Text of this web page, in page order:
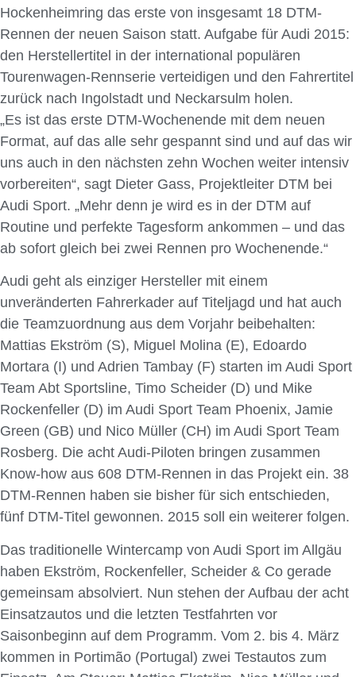
Hockenheimring das erste von insgesamt 18 DTM-
Rennen der neuen Saison statt. Aufgabe für Audi 2015:
den Herstellertitel in der international populären
Tourenwagen-Rennserie verteidigen und den Fahrertitel
zurück nach Ingolstadt und Neckarsulm holen.
„Es ist das erste DTM-Wochenende mit dem neuen
Format, auf das alle sehr gespannt sind und auf das wir
uns auch in den nächsten zehn Wochen weiter intensiv
vorbereiten“, sagt Dieter Gass, Projektleiter DTM bei
Audi Sport. „Mehr denn je wird es in der DTM auf
Routine und perfekte Tagesform ankommen – und das
ab sofort gleich bei zwei Rennen pro Wochenende.“
Audi geht als einziger Hersteller mit einem
unveränderten Fahrerkader auf Titeljagd und hat auch
die Teamzuordnung aus dem Vorjahr beibehalten:
Mattias Ekström (S), Miguel Molina (E), Edoardo
Mortara (I) und Adrien Tambay (F) starten im Audi Sport
Team Abt Sportsline, Timo Scheider (D) und Mike
Rockenfeller (D) im Audi Sport Team Phoenix, Jamie
Green (GB) und Nico Müller (CH) im Audi Sport Team
Rosberg. Die acht Audi-Piloten bringen zusammen
Know-how aus 608 DTM-Rennen in das Projekt ein. 38
DTM-Rennen haben sie bisher für sich entschieden,
fünf DTM-Titel gewonnen. 2015 soll ein weiterer folgen.
Das traditionelle Wintercamp von Audi Sport im Allgäu
haben Ekström, Rockenfeller, Scheider & Co gerade
gemeinsam absolviert. Nun stehen der Aufbau der acht
Einsatzautos und die letzten Testfahrten vor
Saisonbeginn auf dem Programm. Vom 2. bis 4. März
kommen in Portimão (Portugal) zwei Testautos zum